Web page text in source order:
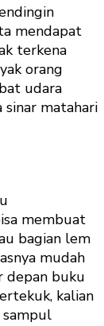
mendapat
terkena
orang
udara
matahari
membuat
bagian lem
mudah
depan buku
kalian
sampul